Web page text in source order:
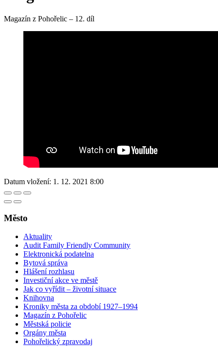
Magazín z Pohořelic – 12. díl
Datum vložení: 1. 12. 2021 8:00
Město
Aktuality
Audit Family Friendly Community
Elektronická podatelna
Bytová správa
Hlášení rozhlasu
Investiční akce ve městě
Jak co vyřídit – životní situace
Knihovna
Kroniky města za období 1927–1994
Magazín z Pohořelic
Městská policie
Orgány města
Pohořelický zpravodaj